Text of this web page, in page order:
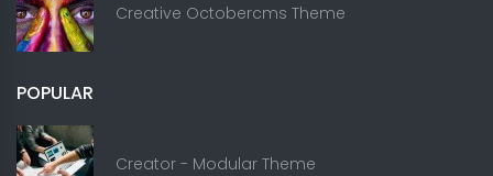
Creative Octobercms Theme
POPULAR
Creator - Modular Theme